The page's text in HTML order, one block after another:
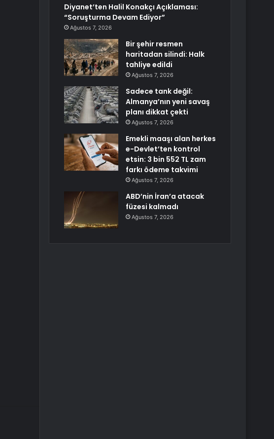
Diyanet’ten Halil Konakçı Açıklaması:
“Soruşturma Devam Ediyor”
Ağustos 7, 2026
Bir şehir resmen
haritadan silindi: Halk
tahliye edildi
Ağustos 7, 2026
Sadece tank değil:
Almanya’nın yeni savaş
planı dikkat çekti
Ağustos 7, 2026
Emekli maaşı alan herkes
e-Devlet’ten kontrol
etsin: 3 bin 552 TL zam
farkı ödeme takvimi
Ağustos 7, 2026
ABD’nin İran’a atacak
füzesi kalmadı
Ağustos 7, 2026